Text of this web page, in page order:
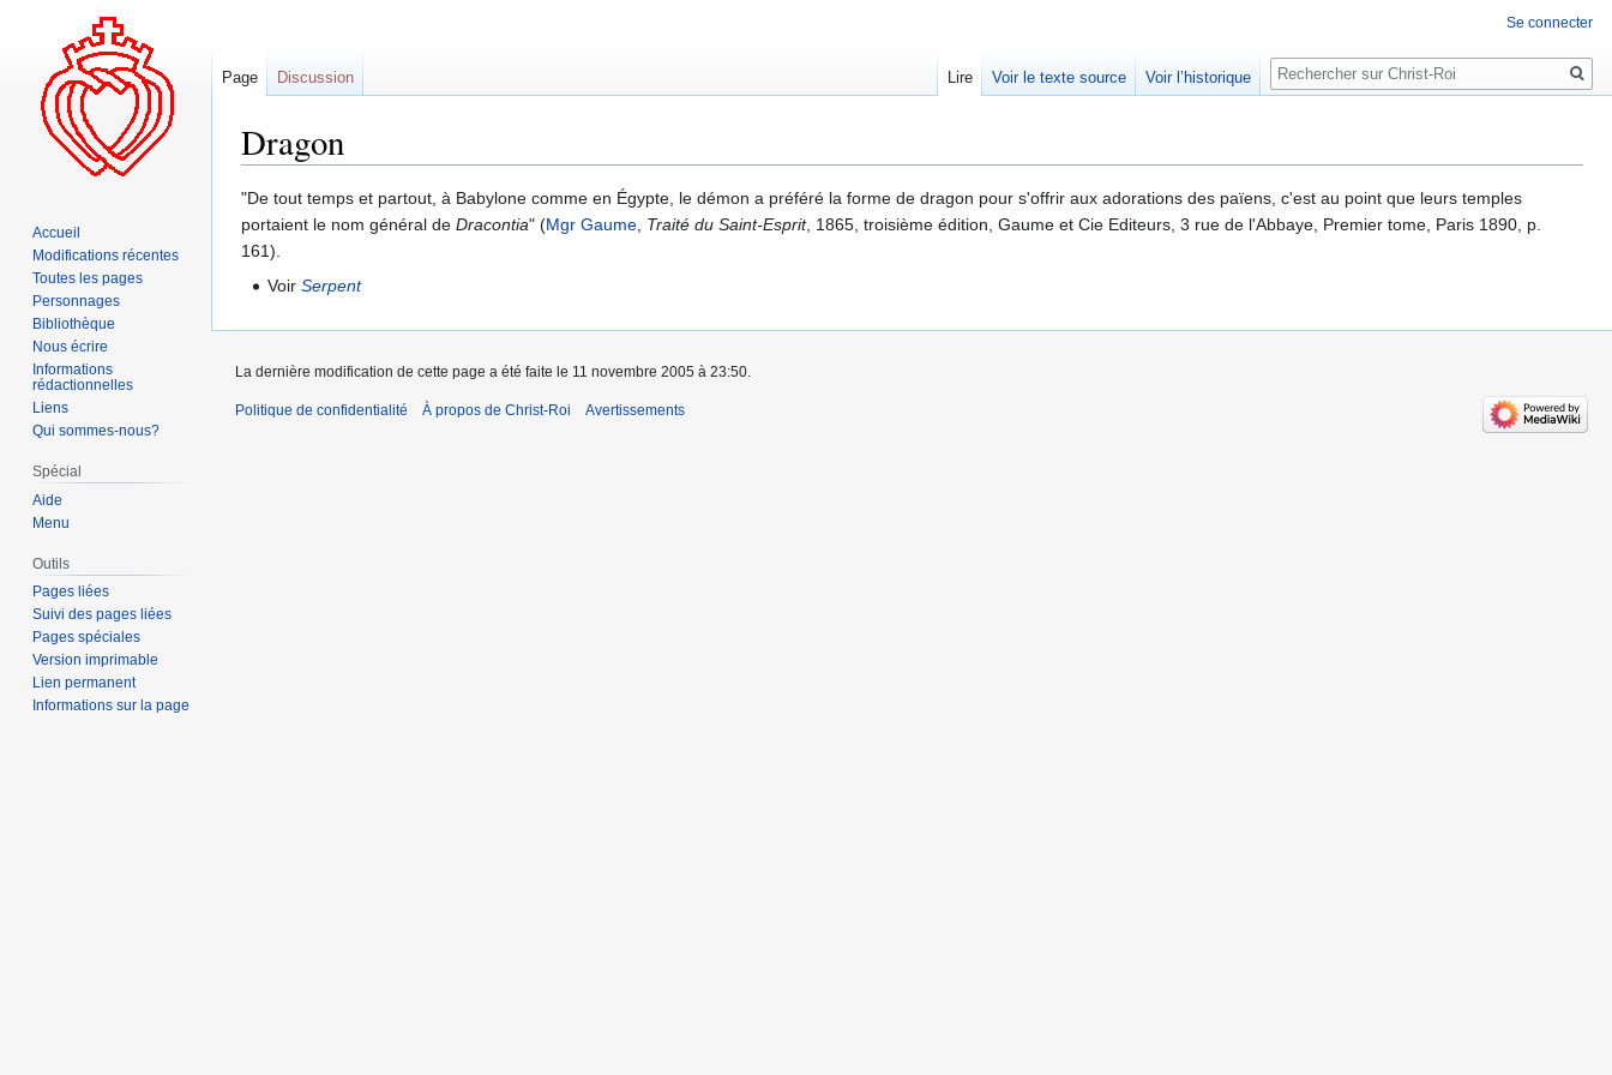
Dragon
Aller
à
la
navigation
Aller
à
la
recherche
"De tout temps et partout, à Babylone comme en Égypte, le démon a préféré la forme de dragon pour s'offrir aux adorations des païens, c'est au point que leurs temples
portaient le nom général de Dracontia" (Mgr Gaume, Traité du Saint-Esprit, 1865, troisième édition, Gaume et Cie Editeurs, 3 rue de l'Abbaye, Premier tome, Paris 1890, p.
161).
VoirSerpent
Se connecter
Page Discussion Lire Voir le texte source Voir l’historique
Rechercher
Accueil
Modifications récentes
Toutes les pages
Personnages
Bibliothèque
Nous écrire
Informations
rédactionnelles
Liens
Qui sommes-nous?
Spécial
Aide
Menu
Outils
Pages liées
Suivi des pages liées
Pages spéciales
Version imprimable
Lien permanent
Informations sur la page
La dernière modification de cette page a été faite le 11 novembre 2005 à 23:50.
Politique de confidentialité À propos de Christ-Roi Avertissements